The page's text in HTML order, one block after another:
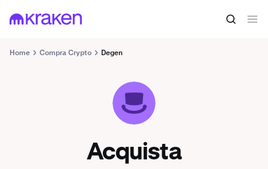
Home Compra Crypto Degen
Acquista